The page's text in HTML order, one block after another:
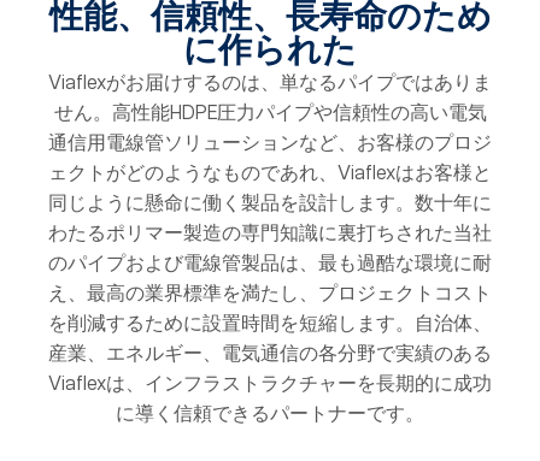
性能、信頼性、長寿命のため
に作られた
Viaflexがお届けするのは、単なるパイプではありま
せん。高性能HDPE圧力パイプや信頼性の高い電気
通信用電線管ソリューションなど、お客様のプロジ
ェクトがどのようなものであれ、Viaflexはお客様と
同じように懸命に働く製品を設計します。数十年に
わたるポリマー製造の専門知識に裏打ちされた当社
のパイプおよび電線管製品は、最も過酷な環境に耐
え、最高の業界標準を満たし、プロジェクトコスト
を削減するために設置時間を短縮します。自治体、
産業、エネルギー、電気通信の各分野で実績のある
Viaflexは、インフラストラクチャーを長期的に成功
に導く信頼できるパートナーです。